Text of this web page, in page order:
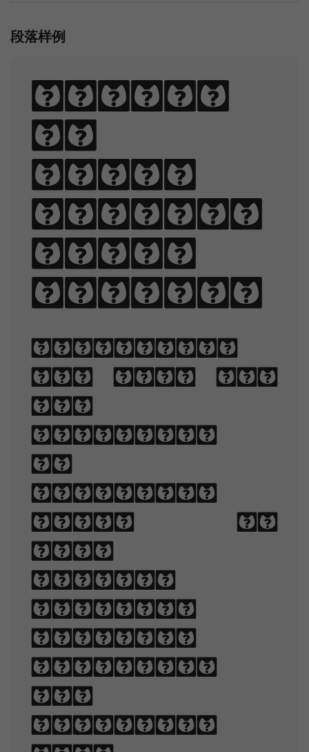
段落样例
Sphinx
of
black
quartz,
judge
my vow.
Typography
is the art
and
technique
of
arranging
type to
make
written
language
legible,
readable,
and
appealing